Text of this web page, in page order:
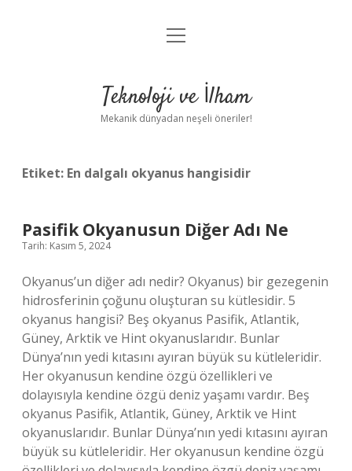
Anasayfa
Yasal Uyarı
menüyü
Teknoloji ve İlham
Mekanik dünyadan neşeli öneriler!
Etiket: En dalgalı okyanus hangisidir
Pasifik Okyanusun Diğer Adı Ne
Tarih: Kasım 5, 2024
Okyanus’un diğer adı nedir? Okyanus) bir gezegenin
hidrosferinin çoğunu oluşturan su kütlesidir. 5
okyanus hangisi? Beş okyanus Pasifik, Atlantik,
Güney, Arktik ve Hint okyanuslarıdır. Bunlar
Dünya’nın yedi kıtasını ayıran büyük su kütleleridir.
Her okyanusun kendine özgü özellikleri ve
dolayısıyla kendine özgü deniz yaşamı vardır. Beş
okyanus Pasifik, Atlantik, Güney, Arktik ve Hint
okyanuslarıdır. Bunlar Dünya’nın yedi kıtasını ayıran
büyük su kütleleridir. Her okyanusun kendine özgü